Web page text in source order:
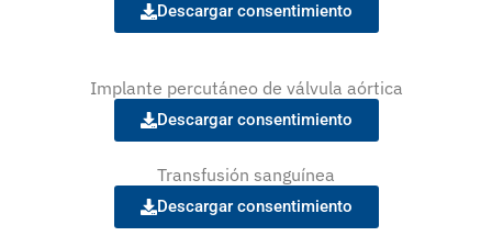
Descargar consentimiento
Implante percutáneo de válvula aórtica
Descargar consentimiento
Transfusión sanguínea
Descargar consentimiento